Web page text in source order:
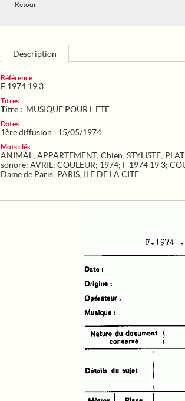
Retour
Description
Référence
F 1974 19 3
Titres
Titre : MUSIQUE POUR L ETE
Dates
1ère diffusion : 15/05/1974
Mots clés
ANIMAL ; APPARTEMENT; Chien; STYLISTE;
sonore; AVRIL ; COULEUR; 1974; F 1974 19 3;
Dame de Paris; PARIS; ILE DE LA CITE